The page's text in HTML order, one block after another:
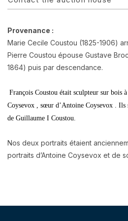
Provenance :
Marie Cecile Coustou (1825-1906)
Pierre Coustou épouse Gustave
1864) puis par descendance.
François Coustou était sculpteur sur bois
Coysevox , sœur d’Antoine Coysevox . Ils
de Guillaume I Coustou.
Nos deux portraits étaient
portraits d’Antoine Coysevox et de